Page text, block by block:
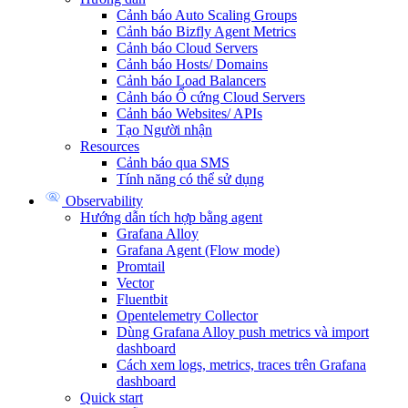
Cảnh báo Auto Scaling Groups
Cảnh báo Bizfly Agent Metrics
Cảnh báo Cloud Servers
Cảnh báo Hosts/ Domains
Cảnh báo Load Balancers
Cảnh báo Ổ cứng Cloud Servers
Cảnh báo Websites/ APIs
Tạo Người nhận
Resources
Cảnh báo qua SMS
Tính năng có thể sử dụng
Observability
Hướng dẫn tích hợp bằng agent
Grafana Alloy
Grafana Agent (Flow mode)
Promtail
Vector
Fluentbit
Opentelemetry Collector
Dùng Grafana Alloy push metrics và import
dashboard
Cách xem logs, metrics, traces trên Grafana
dashboard
Quick start